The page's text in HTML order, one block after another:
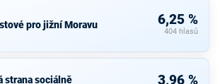
pro jižní Moravu 6,25 %
404 hlasů
strana sociálně
3,96 %